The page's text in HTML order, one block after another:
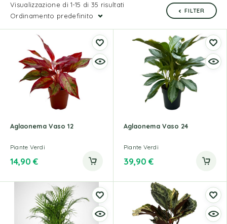
Visualizzazione di 1-15 di 35 risultati
Ordinamento predefinito
FILTER
Aglaonema Vaso 12
Piante Verdi
14,90 €
Aglaonema Vaso 24
Piante Verdi
39,90 €